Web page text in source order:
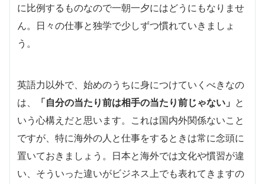
に比例するものなので一朝一夕にはどうにもなりませ
ん。日々の仕事と独学で少しずつ慣れていきましょ
う。
英語力以外で、始めのうちに身につけていくべきなの
は、
「自分の当たり前は相手の当たり前じゃない」 と
いう心構えだと思います。これは国内外関係ないこと
ですが、特に海外の人と仕事をするときは常に念頭に
置いておきましょう。日本と海外では文化や慣習が違
い、そういった違いがビジネス上でも表れてきますの